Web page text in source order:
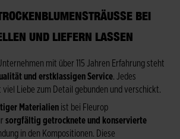
BEI F
UND LIEFERN LASSEN
mit über 115 Jahren Erfahrung steht
und erstklassigen Service. Jedes
Liebe zum Detail gebunden und verschickt.
Materialien ist bei Fleurop
sorgfältig getrocknete und konservierte
in den Kompositionen. Diese